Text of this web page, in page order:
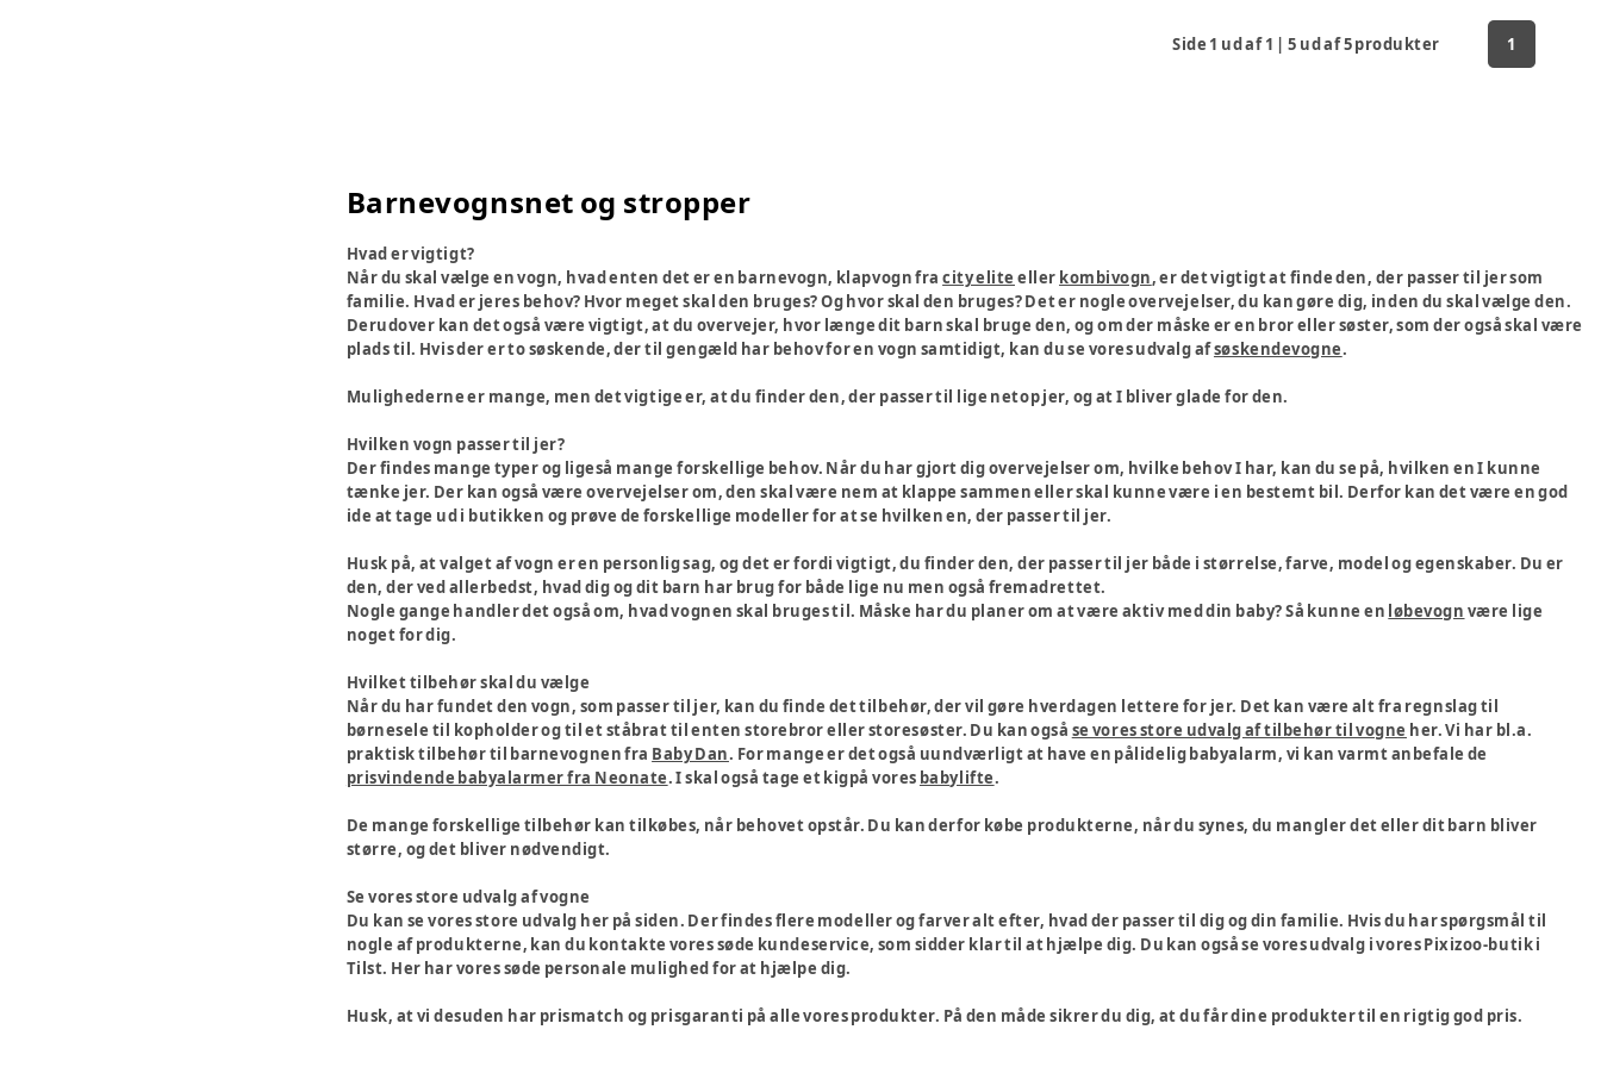
Side 1 ud af1 |5 ud af5produkter 1
Barnevognsnet og stropper
Hvad er vigtigt?
Når du skal vælge en vogn, hvad enten det er en barnevogn, klapvogn fracity elite eller kombivogn, er det vigtigt at finde den, der passer til jer som
familie. Hvad er jeres behov? Hvor meget skal den bruges? Og hvor skal den bruges? Det er nogle overvejelser, du kan gøre dig, inden du skal vælge den.
Derudover kan det også være vigtigt, at du overvejer, hvor længe dit barn skal bruge den, og om der måske er en bror eller søster, som der også skal være
plads til. Hvis der er to søskende, der til gengæld har behov for en vogn samtidigt, kan du se vores udvalg afsøskendevogne.
Mulighederne er mange, men det vigtige er, at du finder den, der passer til lige netop jer, og at I bliver glade for den.
Hvilken vogn passer til jer?
Der findes mange typer og ligeså mange forskellige behov. Når du har gjort dig overvejelser om, hvilke behov I har, kan du se på, hvilken en I kunne
tænke jer. Der kan også være overvejelser om, den skal være nem at klappe sammen eller skal kunne være i en bestemt bil. Derfor kan det være en god
ide at tage ud i butikken og prøve de forskellige modeller for at se hvilken en, der passer til jer.
Husk på, at valget af vogn er en personlig sag, og det er fordi vigtigt, du finder den, der passer til jer både i størrelse, farve, model og egenskaber. Du er
den, der ved allerbedst, hvad dig og dit barn har brug for både lige nu men også fremadrettet.
Nogle gange handler det også om, hvad vognen skal bruges til. Måske har du planer om at være aktiv med din baby? Så kunne en løbevogn være lige
noget for dig.
Hvilket tilbehør skal du vælge
Når du har fundet den vogn, som passer til jer, kan du finde det tilbehør, der vil gøre hverdagen lettere for jer. Det kan være alt fra regnslag til
børnesele til kopholder og til et ståbrat til enten storebror eller storesøster. Du kan også se vores store udvalg af tilbehør til vogne her. Vi har bl.a.
praktisk tilbehør til barnevognen fra Baby Dan. For mange er det også uundværligt at have en pålidelig babyalarm, vi kan varmt anbefale de
prisvindende babyalarmer fra Neonate. I skal også tage et kigpå vores babylifte.
De mange forskellige tilbehør kan tilkøbes, når behovet opstår. Du kan derfor købe produkterne, når du synes, du mangler det eller dit barn bliver
større, og det bliver nødvendigt.
Se vores store udvalg af vogne
Du kan se vores store udvalg her på siden. Der findes flere modeller og farver alt efter, hvad der passer til dig og din familie. Hvis du har spørgsmål til
nogle af produkterne, kan du kontakte vores søde kundeservice, som sidder klar til at hjælpe dig. Du kan også se vores udvalg i vores Pixizoo-butik i
Tilst. Her har vores søde personale mulighed for at hjælpe dig.
Husk, at vi desuden har prismatch og prisgaranti på alle vores produkter. På den måde sikrer du dig, at du får dine produkter til en rigtig god pris.